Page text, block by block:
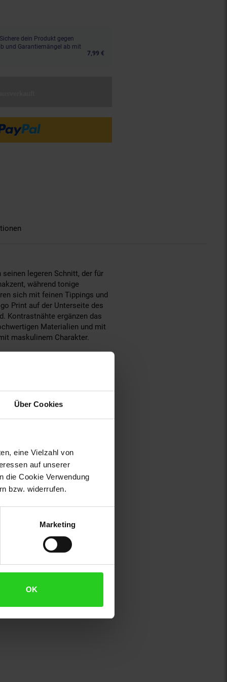
Über Cookies
eine Vielzahl von
auf unserer
die Cookie Verwendung
bzw. widerrufen.
Marketing
OK
Sichere dein Produkt gegen
und Garantiemängel ab mit
7,99 €
legeren Schnitt, der für
während tonige
sich mit feinen Tippings und
Print auf der Unterseite des
Kontrastnähte ergänzen das
Materialien und mit
maskulinem Charakter.